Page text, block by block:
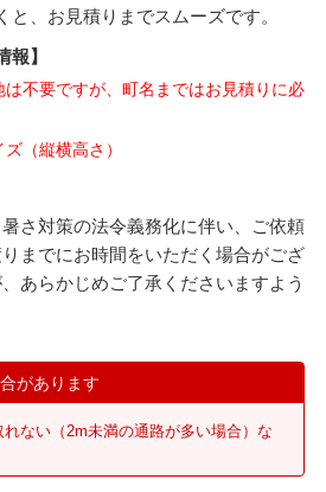
、お見積りまでスムーズです。
報】
不要ですが、町名まではお見積りに必
（縦横高さ）
さ対策の法令義務化に伴い、ご依頼
までにお時間をいただく場合がござ
あらかじめご了承くださいますよう
があります
れない（2m未満の通路が多い場合）な